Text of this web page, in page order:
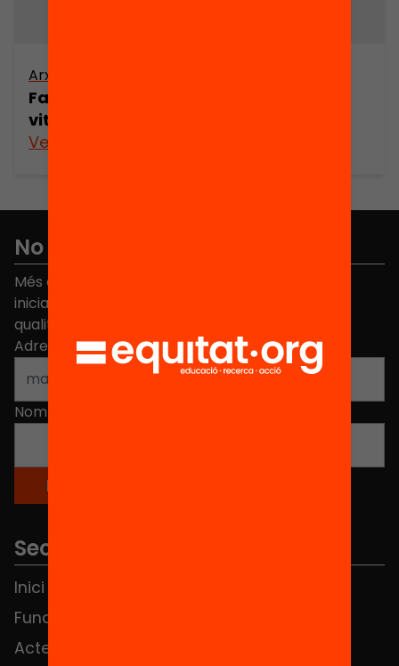
Arxiu
Factors psicosocials, percepció de
vitalitat (part 1)
Veure’n més
No et perdis res
Més de 40.000 persones ja han triat Equitat. Rep
iniciatives, propostes i projectes per millorar la
qualitat de l'educació a Catalunya.
Adreça electrònica*
Nom
Seccions
Inici
Fundació
Actes